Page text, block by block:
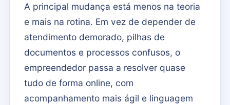
A principal mudança está menos na teoria
e mais na rotina. Em vez de depender de
atendimento demorado, pilhas de
documentos e processos confusos, o
empreendedor passa a resolver quase
tudo de forma online, com
acompanhamento mais ágil e linguagem